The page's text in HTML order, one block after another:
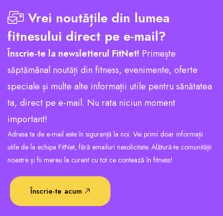
Vrei noutățile din lumea
fitnesului direct pe e-mail?
Înscrie-te la newsletterul FitNet! Primește
săptămânal noutăți din fitness, evenimente, oferte
speciale și multe alte informații utile pentru sănătatea
ta, direct pe e-mail. Nu rata niciun moment
important!
Adresa ta de e-mail este în siguranță la noi. Vei primi doar informații
utile de la echipa FitNet, fără emailuri nesolicitate. Alătură-te comunității
noastre și fii mereu la curent cu tot ce contează în fitness!
Înscrie-te acum